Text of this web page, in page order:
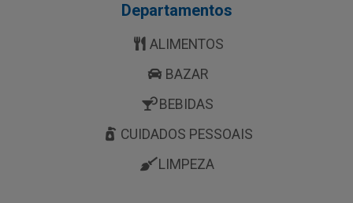
Departamentos
ALIMENTOS
BAZAR
BEBIDAS
CUIDADOS PESSOAIS
LIMPEZA